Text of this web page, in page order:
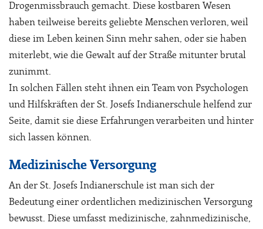
Drogenmissbrauch gemacht. Diese kostbaren Wesen
haben teilweise bereits geliebte Menschen verloren, weil
diese im Leben keinen Sinn mehr sahen, oder sie haben
miterlebt, wie die Gewalt auf der Straße mitunter brutal
zunimmt.
In solchen Fällen steht ihnen ein Team von Psychologen
und Hilfskräften der St. Josefs Indianerschule helfend zur
Seite, damit sie diese Erfahrungen verarbeiten und hinter
sich lassen können.
Medizinische Versorgung
An der St. Josefs Indianerschule ist man sich der
Bedeutung einer ordentlichen medizinischen Versorgung
bewusst. Diese umfasst medizinische, zahnmedizinische,